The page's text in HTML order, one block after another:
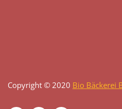
Copyright © 2020 Bio Bäckerei